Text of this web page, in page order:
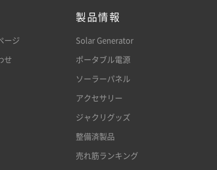
ージ
せ
製品情報
Solar Generator
ポータブル電源
ソーラーパネル
アクセサリー
ジャクリグッズ
整備済製品
売れ筋ランキング